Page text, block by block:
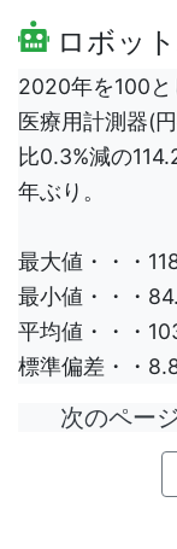
ロボッ
2020年を100
医療用計測器(
比0.3%減の
年ぶり。
最大値・・・
最小値・・・
平均値・・・
標準偏差・・
次のペー